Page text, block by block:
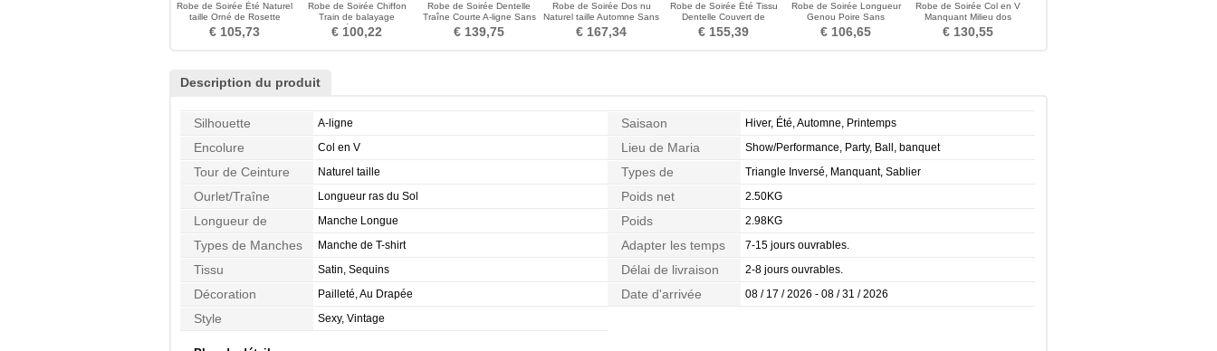
Robe de Soirée Été Naturel
taille Orné de Rosette
Fleurs mini
€ 105,73
Robe de Soirée Chiffon
Train de balayage
Fermeture éclair taille haute
€ 100,22
Robe de Soirée Dentelle
Traîne Courte A-ligne Sans
Manches Col ras du Cou
€ 139,75
Robe de Soirée Dos nu
Naturel taille Automne Sans
Manches Fourreau Avec
Bijoux
€ 167,34
Robe de Soirée Été Tissu
Dentelle Couvert de
Dentelle Train de balayage
€ 155,39
Robe de Soirée Longueur
Genou Poire Sans
Manches aligne Balançoire
€ 106,65
Robe de Soirée Col en V
Manquant Milieu dos
Longueur ras du Sol
€ 130,55
Description du produit
Silhouette A-ligne Saisaon Hiver, Été, Automne, Printemps
Encolure Col en V Lieu de Maria Show/Performance, Party, Ball, banquet
Tour de Ceinture Naturel taille
Types de
Morphologie
Triangle Inversé, Manquant, Sablier
Ourlet/Traîne Longueur ras du Sol Poids net 2.50KG
Longueur de
Manches
Manche Longue Poids 2.98KG
Types de Manches Manche de T-shirt Adapter les temps 7-15 jours ouvrables.
Tissu Satin, Sequins Délai de livraison 2-8 jours ouvrables.
Décoration Pailleté, Au Drapée Date d'arrivée 08 / 17 / 2026 - 08 / 31 / 2026
Style Sexy, Vintage